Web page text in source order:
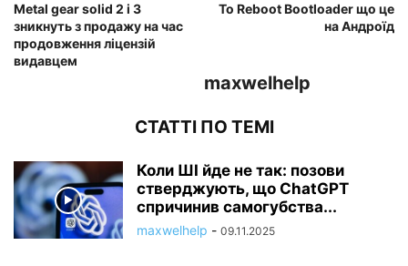
Metal gear solid 2 і 3
зникнуть з продажу на час
продовження ліцензій
видавцем
To Reboot Bootloader що це
на Андроїд
maxwelhelp
СТАТТІ ПО ТЕМІ
Коли ШІ йде не так: позови
стверджують, що ChatGPT
спричинив самогубства...
maxwelhelp - 09.11.2025